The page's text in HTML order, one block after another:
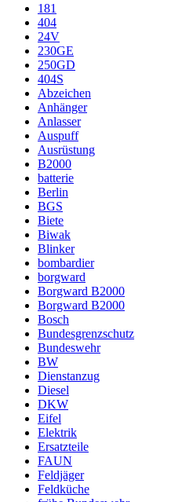
181
404
24V
230GE
250GD
404S
Abzeichen
Anhänger
Anlasser
Auspuff
Ausrüstung
B2000
batterie
Berlin
BGS
Biete
Biwak
Blinker
bombardier
borgward
Borgward B2000
Borgward B2000
Bosch
Bundesgrenzschutz
Bundeswehr
BW
Dienstanzug
Diesel
DKW
Eifel
Elektrik
Ersatzteile
FAUN
Feldjäger
Feldküche